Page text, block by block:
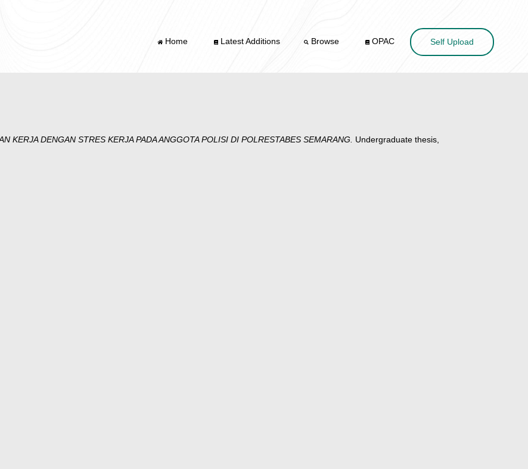
Home Latest Additions Browse OPAC Self Upload
KERJA DENGAN STRES KERJA PADA ANGGOTA POLISI DI POLRESTABES SEMARANG. Undergraduate thesis,